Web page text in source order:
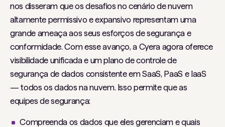
nos disseram que os desafios no cenário de nuvem
altamente permissivo e expansivo representam uma
grande ameaça aos seus esforços de segurança e
conformidade. Com esse avanço, a Cyera agora oferece
visibilidade unificada e um plano de controle de
segurança de dados consistente em SaaS, PaaS e IaaS
— todos os dados na nuvem. Isso permite que as
equipes de segurança:
Compreenda os dados que eles gerenciam e quais